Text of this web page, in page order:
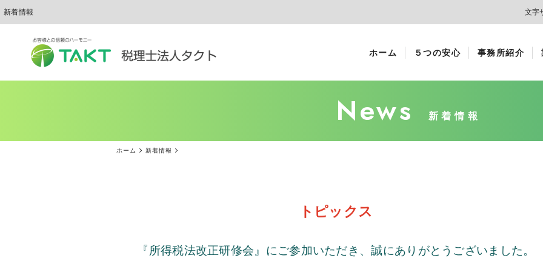
新着情報 文字
ホーム ５つの安心 事務所紹介
News 新着情報
ホーム 新着情報
トピックス
『所得税法改正研修会』にご参加いただき、誠にありがとうございました。